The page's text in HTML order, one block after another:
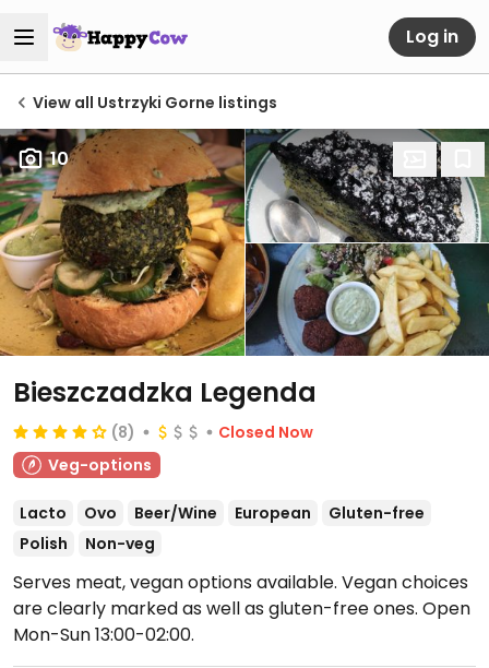
Log in
View all Ustrzyki Gorne listings
10
Bieszczadzka Legenda
(8)
Closed Now
Veg-options
Lacto Ovo Beer/Wine European
Gluten-free
Polish
Non-veg
Serves meat, vegan options available. Vegan choices
are clearly marked as well as gluten-free ones. Open
Mon-Sun 13:00-02:00.